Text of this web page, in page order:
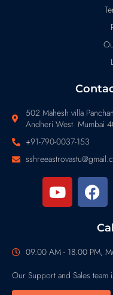
502 Mahesh villa
Andheri West Mumbai
+91-790-0037-153
09.00 AM - 18.00 PM,
Our Support and Sales